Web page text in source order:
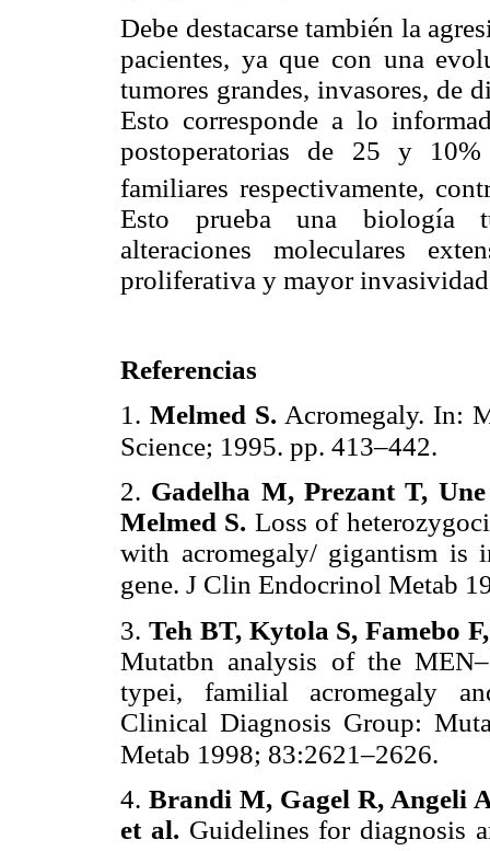
Debe destacarse también la
pacientes, ya que con una
tumores grandes, invasores, de
Esto corresponde a lo
postoperatorias de 25 y 10%
familiares respectivamente,
Esto prueba una biología
alteraciones moleculares
proliferativa y mayor
Referencias
1. Melmed S. Acromegaly. In:
Science; 1995. pp. 413–442.
2. Gadelha M, Prezant T,
Melmed S. Loss of
with acromegaly/ gigantism is
gene. J Clin Endocrinol Metab
3. Teh BT, Kytola S, Famebo
Mutatbn analysis of the
typei, familial acromegaly
Clinical Diagnosis Group:
Metab 1998; 83:2621–2626.
4. Brandi M, Gagel R, Angeli
et al. Guidelines for diagnosis